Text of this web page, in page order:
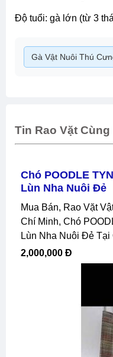
độ tuổi: gà lớn (từ 3
Gà Vật Nuôi Thú
Tin Rao Vặt
Chó POODLE
Lùn Nha Nuôi Đẻ
Mua Bán, Rao Vặt Vật Nuôi Thú Cưng Gò Vấp Hồ
Chí Minh, Chó
Lùn Nha Nuôi Đẻ Tại
2,000,000 Đ